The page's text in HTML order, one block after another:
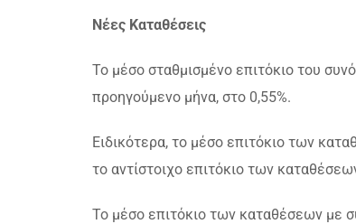
Νέες Καταθέσεις
Το μέσο σταθμισμένο επιτόκιο του
προηγούμενο μήνα, στο 0,55%.
Ειδικότερα, το μέσο επιτόκιο των
το αντίστοιχο επιτόκιο των
Το μέσο επιτόκιο των καταθέσεων με